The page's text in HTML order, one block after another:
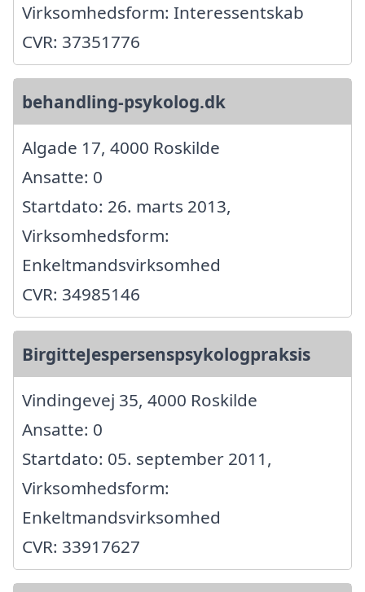
Virksomhedsform: Interessentskab
CVR: 37351776
behandling-psykolog.dk
Algade 17, 4000 Roskilde
Ansatte: 0
Startdato: 26. marts 2013,
Virksomhedsform:
Enkeltmandsvirksomhed
CVR: 34985146
BirgitteJespersenspsykologpraksis
Vindingevej 35, 4000 Roskilde
Ansatte: 0
Startdato: 05. september 2011,
Virksomhedsform:
Enkeltmandsvirksomhed
CVR: 33917627